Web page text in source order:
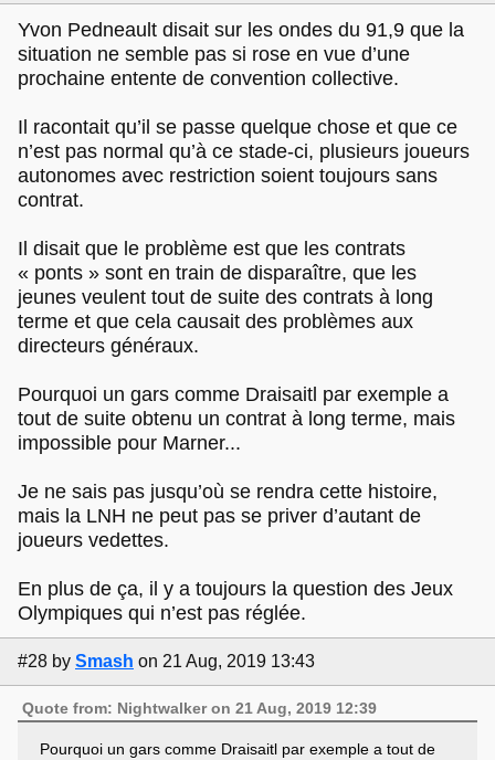
Yvon Pedneault disait sur les ondes du 91,9 que la
situation ne semble pas si rose en vue d’une
prochaine entente de convention collective.
Il racontait qu’il se passe quelque chose et que ce
n’est pas normal qu’à ce stade-ci, plusieurs joueurs
autonomes avec restriction soient toujours sans
contrat.
Il disait que le problème est que les contrats
« ponts » sont en train de disparaître, que les
jeunes veulent tout de suite des contrats à long
terme et que cela causait des problèmes aux
directeurs généraux.
Pourquoi un gars comme Draisaitl par exemple a
tout de suite obtenu un contrat à long terme, mais
impossible pour Marner...
Je ne sais pas jusqu’où se rendra cette histoire,
mais la LNH ne peut pas se priver d’autant de
joueurs vedettes.
En plus de ça, il y a toujours la question des Jeux
Olympiques qui n’est pas réglée.
#28 by Smash on 21 Aug, 2019 13:43
Quote from: Nightwalker on 21 Aug, 2019 12:39
Pourquoi un gars comme Draisaitl par exemple a tout de